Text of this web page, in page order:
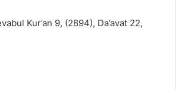
Kur’an 9, (2894), Da’avat 22,